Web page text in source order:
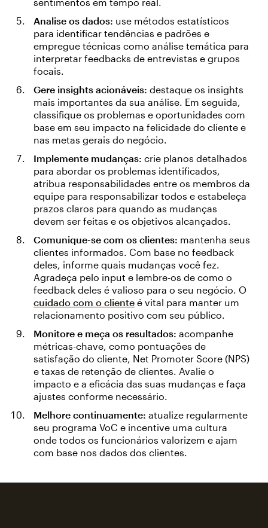
Analise os dados: use métodos estatísticos
para identificar tendências e padrões e
empregue técnicas como análise temática para
interpretar feedbacks de entrevistas e grupos
focais.
Gere insights acionáveis: destaque os insights
mais importantes da sua análise. Em seguida,
classifique os problemas e oportunidades com
base em seu impacto na felicidade do cliente e
nas metas gerais do negócio.
Implemente mudanças: crie planos detalhados
para abordar os problemas identificados,
atribua responsabilidades entre os membros da
equipe para responsabilizar todos e estabeleça
prazos claros para quando as mudanças
devem ser feitas e os objetivos alcançados.
Comunique-se com os clientes: mantenha seus
clientes informados. Com base no feedback
deles, informe quais mudanças você fez.
Agradeça pelo input e lembre-os de como o
feedback deles é valioso para o seu negócio. O
cuidado com o cliente é vital para manter um
relacionamento positivo com seu público.
Monitore e meça os resultados: acompanhe
métricas-chave, como pontuações de
satisfação do cliente, Net Promoter Score (NPS)
e taxas de retenção de clientes. Avalie o
impacto e a eficácia das suas mudanças e faça
ajustes conforme necessário.
Melhore continuamente: atualize regularmente
seu programa VoC e incentive uma cultura
onde todos os funcionários valorizem e ajam
com base nos dados dos clientes.